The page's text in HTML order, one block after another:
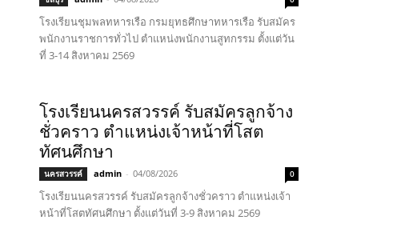
โรงเรียนชุมพลทหารเรือ กรมยุทธศึกษาทหารเรือ รับสมัคร
พนักงานราชการทั่วไป ตำแหน่งพนักงานสูทกรรม ตั้งแต่วัน
ที่ 3-14 สิงหาคม 2569
โรงเรียนนครสวรรค์ รับสมัครลูกจ้าง
ชั่วคราว ตำแหน่งเจ้าหน้าที่โสต
ทัศนศึกษา
นครสวรรค์ admin - 04/08/2026 0
โรงเรียนนครสวรรค์ รับสมัครลูกจ้างชั่วคราว ตำแหน่งเจ้า
หน้าที่โสตทัศนศึกษา ตั้งแต่วันที่ 3-9 สิงหาคม 2569